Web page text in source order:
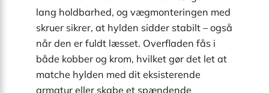
lang holdbarhed, og vægmonteringen med
skruer sikrer, at hylden sidder stabilt – også
når den er fuldt læsset. Overfladen fås i
både kobber og krom, hvilket gør det let at
matche hylden med dit eksisterende
armatur eller skabe et spændende